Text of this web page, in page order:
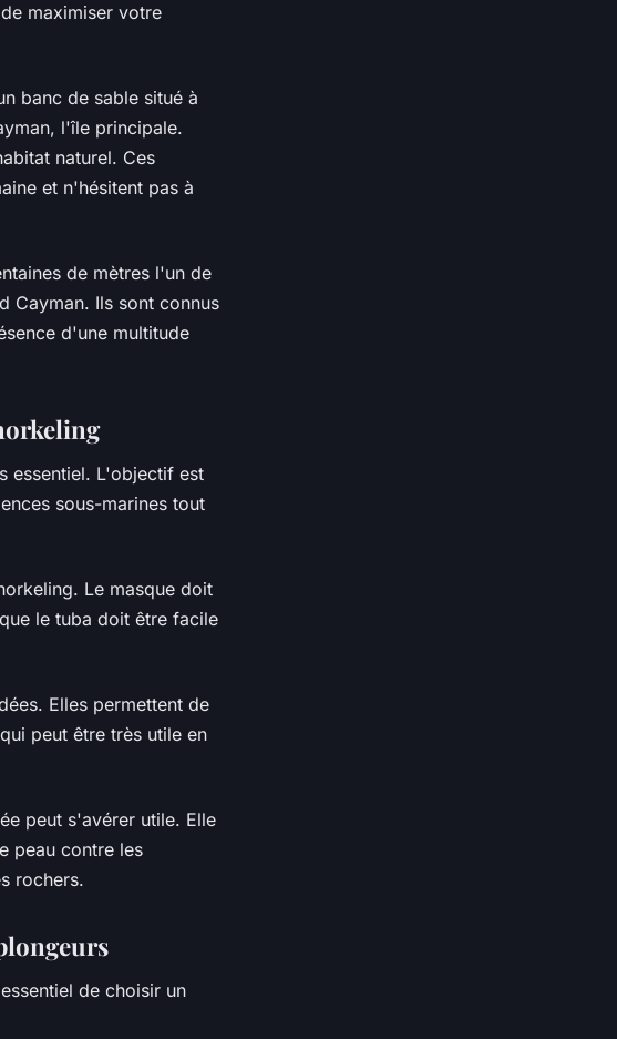
maximiser votre
banc de sable situé à
l'île principale.
naturel. Ces
et n'hésitent pas à
de mètres l'un de
Cayman. Ils sont connus
d'une multitude
essentiel. L'objectif est
sous-marines tout
Le masque doit
le tuba doit être facile
Elles permettent de
peut être très utile en
peut s'avérer utile. Elle
peau contre les
rochers.
de choisir un